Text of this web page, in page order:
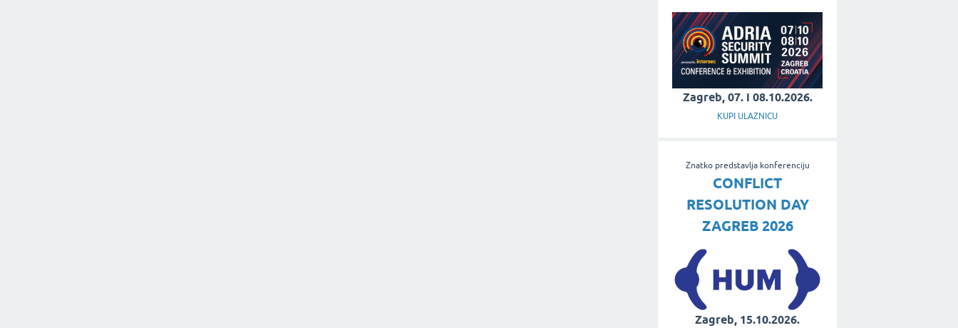
Zagreb, 07. i 08.10.2026.
KUPI ULAZNICU
Znatko predstavlja konferenciju
CONFLICT
RESOLUTION DAY
ZAGREB 2026
Zagreb, 15.10.2026.